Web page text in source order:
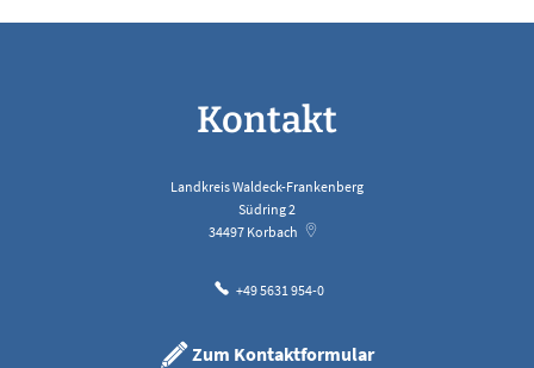
Kontakt
Landkreis Waldeck-Frankenberg
Südring 2
34497 Korbach
+49 5631 954-0
Zum Kontaktformular